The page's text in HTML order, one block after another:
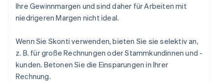
Ihre Gewinnmargen und sind daher für Arbeiten mit
niedrigeren Margen nicht ideal.
Wenn Sie Skonti verwenden, bieten Sie sie selektiv an,
z. B. für große Rechnungen oder Stammkundinnen und -
kunden. Betonen Sie die Einsparungen in Ihrer
Rechnung.